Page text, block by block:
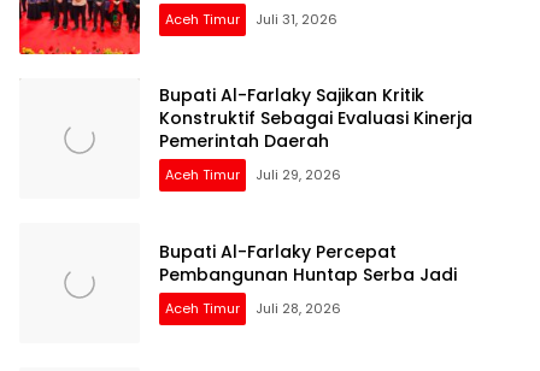
Aceh Timur Juli 31, 2026
Bupati Al-Farlaky Sajikan Kritik
Konstruktif Sebagai Evaluasi Kinerja
Pemerintah Daerah
Aceh Timur Juli 29, 2026
Bupati Al-Farlaky Percepat
Pembangunan Huntap Serba Jadi
Aceh Timur Juli 28, 2026